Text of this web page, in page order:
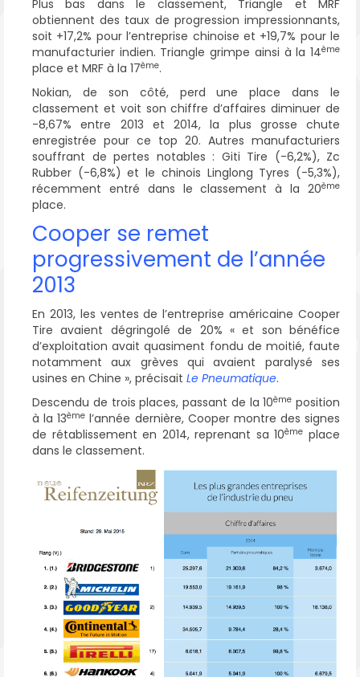
Plus bas dans le classement, Triangle et MRF
obtiennent des taux de progression impressionnants,
soit +17,2% pour l’entreprise chinoise et +19,7% pour le
manufacturier indien. Triangle grimpe ainsi à la 14ème
place et MRF à la 17ème.
Nokian, de son côté, perd une place dans le
classement et voit son chiffre d’affaires diminuer de
-8,67% entre 2013 et 2014, la plus grosse chute
enregistrée pour ce top 20. Autres manufacturiers
souffrant de pertes notables : Giti Tire (-6,2%), Zc
Rubber (-6,8%) et le chinois Linglong Tyres (-5,3%),
récemment entré dans le classement à la 20ème
place.
Cooper se remet
progressivement de l’année
2013
En 2013, les ventes de l’entreprise américaine Cooper
Tire avaient dégringolé de 20% « et son bénéfice
d’exploitation avait quasiment fondu de moitié, faute
notamment aux grèves qui avaient paralysé ses
usines en Chine », précisait Le Pneumatique.
Descendu de trois places, passant de la 10ème position
à la 13ème l’année dernière, Cooper montre des signes
de rétablissement en 2014, reprenant sa 10ème place
dans le classement.